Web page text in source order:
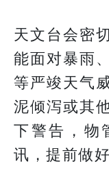
天文台会密
能面对暴雨
等严竣天气
泥倾泻或其
下警告，物
讯，提前做